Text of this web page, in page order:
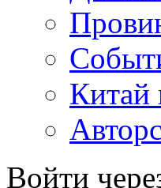
Китай
Войти